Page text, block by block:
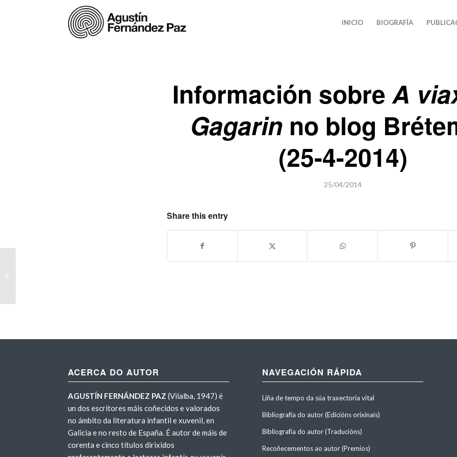
INICIO BIOGRAFÍA
Información sobreA
Gagarinno blog
(25-4-2014)
25/04/2014
Share this entry
ACERCA DO AUTOR
AGUSTÍN FERNÁNDEZ PAZ (Vilalba, 1947) é
un dos escritores máis coñecidos e valorados
no ámbito da literatura infantil e xuvenil, en
Galicia e no resto de España. É autor de máis de
corenta e cinco títulos dirixidos
NAVEGACIÓN RÁPIDA
Liña de tempo da súa traxectoria vital
Bibliografía do autor (Edicións orixinais)
Bibliografía do autor (Traducións)
Recoñecementos ao autor (Premios)